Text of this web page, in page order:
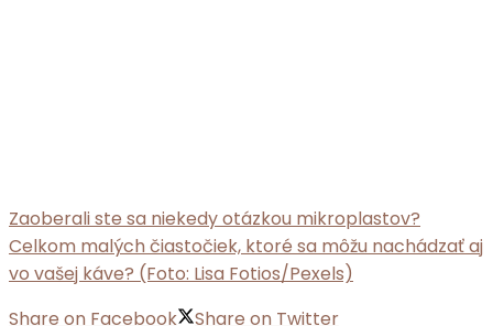
Zaoberali ste sa niekedy otázkou mikroplastov?
Celkom malých čiastočiek, ktoré sa môžu nachádzať aj
vo vašej káve? (Foto: Lisa Fotios/Pexels)
Share on Facebook
Share on Twitter